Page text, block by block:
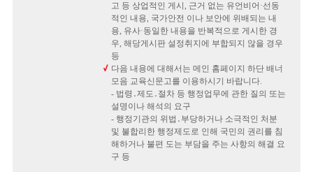
고 등 상업적인 게시, 근거 없는 유언비어·선동
적인 내용, 국가안전 이나 보안에 위배되는 내
용, 유사·동일한 내용을 반복적으로 게시한 경
우, 해당게시판 설정취지에 부합되지 않을 경우
등
다음 내용에 대해서는 메인 홈페이지 하단 배너
모음 교육신문고를 이용하시기 바랍니다.
- 법령․제도․절차 등 행정업무에 관한 질의 또는
설명이나 해석의 요구
- 행정기관의 위법․부당하거나 소극적인 처분
및 불합리한 행정제도로 인해 국민의 권리를 침
해하거나 불편 도는 부담을 주는 사항의 해결 요
구 등